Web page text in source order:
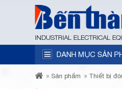
INDUSTRIAL ELECTRICAL
DANH MỤC SẢN
Sản phẩm Thiết bị